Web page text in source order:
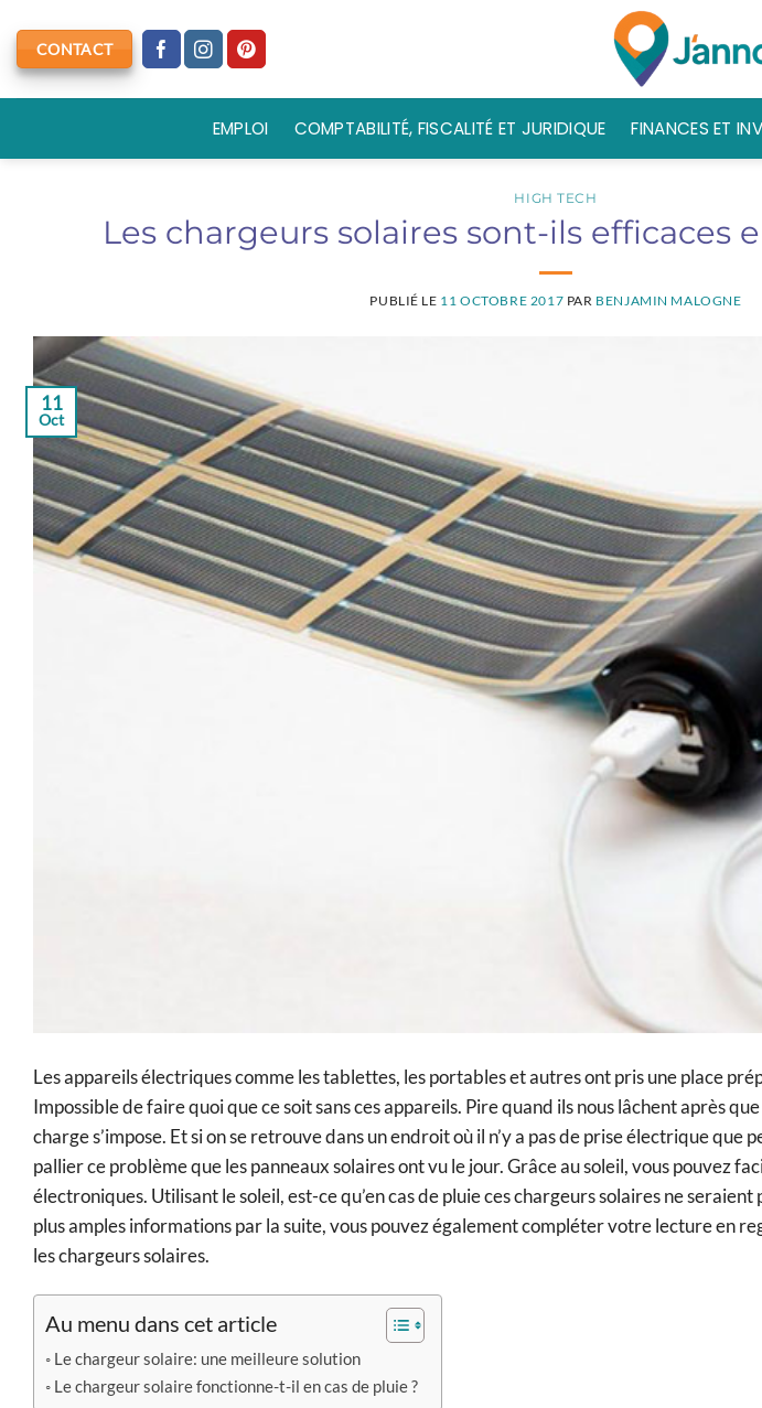
au
contenu
CONTACT
EMPLOI COMPTABILITÉ, FISCALITÉ ET JURIDIQUE FINANCES ET
HIGH TECH
Les chargeurs solaires sont-ils efficaces
PUBLIÉ LE 11 OCTOBRE 2017 PAR BENJAMIN MALOGNE
11
Oct
Les appareils électriques comme les tablettes, les portables et autres ont pris une place
Impossible de faire quoi que ce soit sans ces appareils. Pire quand ils nous lâchent après
charge s’impose. Et si on se retrouve dans un endroit où il n’y a pas de prise électrique que
pallier ce problème que les panneaux solaires ont vu le jour. Grâce au soleil, vous pouvez
électroniques. Utilisant le soleil, est-ce qu’en cas de pluie ces chargeurs solaires ne
plus amples informations par la suite, vous pouvez également compléter votre lecture en
les chargeurs solaires.
Au menu dans cet article
Le chargeur solaire: une meilleure solution
Le chargeur solaire fonctionne-t-il en cas de pluie ?